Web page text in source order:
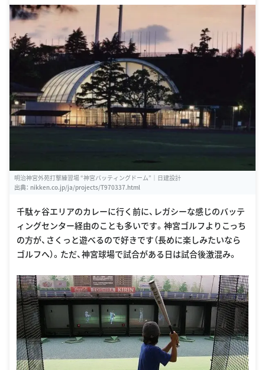
明治神宮外苑打撃練習場 “神宮バッティングドーム”｜日建設計
出典： nikken.co.jp/ja/projects/T970337.html
千駄ヶ谷エリアのカレーに行く前に、レガシーな感じのバッテ
ィングセンター経由のことも多いです。神宮ゴルフよりこっち
の方が、さくっと遊べるので好きです（長めに楽しみたいなら
ゴルフへ）。ただ、神宮球場で試合がある日は試合後激混み。